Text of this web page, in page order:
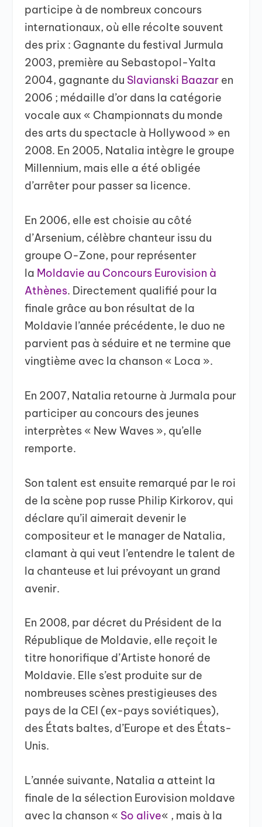
participe à de nombreux concours
internationaux, où elle récolte souvent
des prix : Gagnante du festival Jurmula
2003, première au Sebastopol-Yalta
2004, gagnante du Slavianski Baazar en
2006 ; médaille d’or dans la catégorie
vocale aux « Championnats du monde
des arts du spectacle à Hollywood » en
2008. En 2005, Natalia intègre le groupe
Millennium, mais elle a été obligée
d’arrêter pour passer sa licence.
En 2006, elle est choisie au côté
d’Arsenium, célèbre chanteur issu du
groupe O-Zone, pour représenter
la Moldavie au Concours Eurovision à
Athènes. Directement qualifié pour la
finale grâce au bon résultat de la
Moldavie l’année précédente, le duo ne
parvient pas à séduire et ne termine que
vingtième avec la chanson « Loca ».
En 2007, Natalia retourne à Jurmala pour
participer au concours des jeunes
interprètes « New Waves », qu’elle
remporte.
Son talent est ensuite remarqué par le roi
de la scène pop russe Philip Kirkorov, qui
déclare qu’il aimerait devenir le
compositeur et le manager de Natalia,
clamant à qui veut l’entendre le talent de
la chanteuse et lui prévoyant un grand
avenir.
En 2008, par décret du Président de la
République de Moldavie, elle reçoit le
titre honorifique d’Artiste honoré de
Moldavie. Elle s’est produite sur de
nombreuses scènes prestigieuses des
pays de la CEI (ex-pays soviétiques),
des États baltes, d’Europe et des États-
Unis.
L’année suivante, Natalia a atteint la
finale de la sélection Eurovision moldave
avec la chanson « So alive« , mais à la